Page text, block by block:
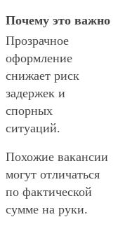
Почему это важно
Прозрачное
оформление
снижает риск
задержек и
спорных
ситуаций.
Похожие вакансии
могут отличаться
по фактической
сумме на руки.